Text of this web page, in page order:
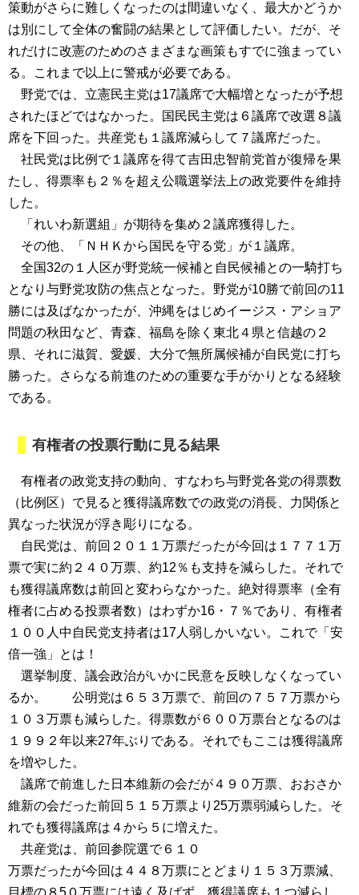
策動がさらに難しくなったのは間違いなく、最大かどうか
は別にして全体の奮闘の結果として評価したい。だが、そ
れだけに改憲のためのさまざまな画策もすでに強まってい
る。これまで以上に警戒が必要である。
野党では、立憲民主党は17議席で大幅増となったが予想
されたほどではなかった。国民民主党は６議席で改選８議
席を下回った。共産党も１議席減らして７議席だった。
社民党は比例で１議席を得て吉田忠智前党首が復帰を果
たし、得票率も２％を超え公職選挙法上の政党要件を維持
した。
「れいわ新選組」が期待を集め２議席獲得した。
その他、「ＮＨＫから国民を守る党」が１議席。
全国32の１人区が野党統一候補と自民候補との一騎打ち
となり与野党攻防の焦点となった。野党が10勝で前回の11
勝には及ばなかったが、沖縄をはじめイージス・アショア
問題の秋田など、青森、福島を除く東北４県と信越の２
県、それに滋賀、愛媛、大分で無所属候補が自民党に打ち
勝った。さらなる前進のための重要な手がかりとなる経験
である。
有権者の投票行動に見る結果
有権者の政党支持の動向、すなわち与野党各党の得票数
（比例区）で見ると獲得議席数での政党の消長、力関係と
異なった状況が浮き彫りになる。
自民党は、前回２０１１万票だったが今回は１７７１万
票で実に約２４０万票、約12％も支持を減らした。それで
も獲得議席数は前回と変わらなかった。絶対得票率（全有
権者に占める投票者数）はわずか16・７％であり、有権者
１００人中自民党支持者は17人弱しかいない。これで「安
倍一強」とは！
選挙制度、議会政治がいかに民意を反映しなくなってい
るか。 公明党は６５３万票で、前回の７５７万票から
１０３万票も減らした。得票数が６００万票台となるのは
１９９２年以来27年ぶりである。それでもここは獲得議席
を増やした。
議席で前進した日本維新の会だが４９０万票、おおさか
維新の会だった前回５１５万票より25万票弱減らした。そ
れでも獲得議席は４から５に増えた。
共産党は、前回参院選で６１０
万票だったが今回は４４８万票にとどまり１５３万票減、
目標の８5０万票には遠く及ばず、獲得議席も１つ減らし